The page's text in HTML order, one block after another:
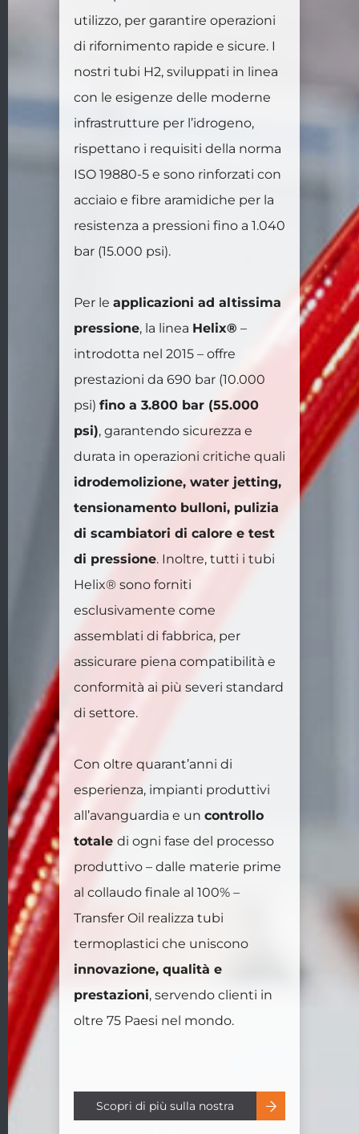
utilizzo, per garantire operazioni
di rifornimento rapide e sicure. I
nostri tubi H2, sviluppati in linea
con le esigenze delle moderne
infrastrutture per l’idrogeno,
rispettano i requisiti della norma
ISO 19880-5 e sono rinforzati con
acciaio e fibre aramidiche per la
resistenza a pressioni fino a 1.040
bar (15.000 psi).
Per le applicazioni ad altissima
pressione, la linea Helix® –
introdotta nel 2015 – offre
prestazioni da 690 bar (10.000
psi) fino a 3.800 bar (55.000
psi), garantendo sicurezza e
durata in operazioni critiche quali
idrodemolizione, water jetting,
tensionamento bulloni, pulizia
di scambiatori di calore e test
di pressione. Inoltre, tutti i tubi
Helix® sono forniti
esclusivamente come
assemblati di fabbrica, per
assicurare piena compatibilità e
conformità ai più severi standard
di settore.
Con oltre quarant’anni di
esperienza, impianti produttivi
all’avanguardia e un controllo
totale di ogni fase del processo
produttivo – dalle materie prime
al collaudo finale al 100% –
Transfer Oil realizza tubi
termoplastici che uniscono
innovazione, qualità e
prestazioni, servendo clienti in
oltre 75 Paesi nel mondo.
Scopri di più sulla nostra